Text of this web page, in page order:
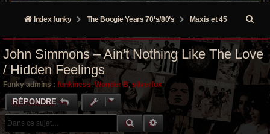
Index funky The Boogie Years 70’s/80’s Maxis et 45
e
c
r
John Simmons ‎– Ain't Nothing Like The Love
/ Hidden Feelings
Funky admins : funkiness,Wonder B,silverfox
RÉPONDRE
RECHERCHE GROOVY
RECHERCHE AVANCÉE